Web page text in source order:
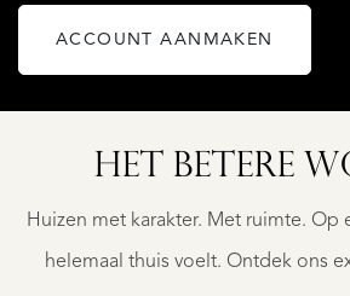
ACCOUNT AANMAKEN
HET BETERE
Huizen met karakter. Met ruimte. Op
helemaal thuis voelt. Ontdek ons